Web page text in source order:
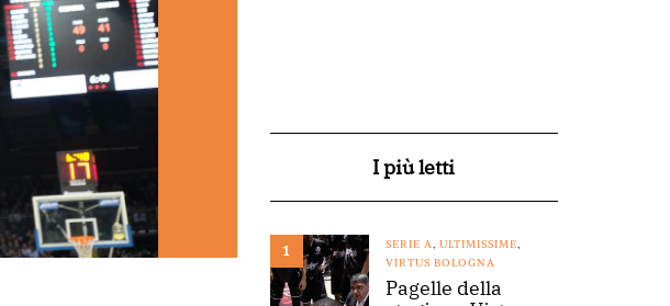
I più letti
1 SERIE A, ULTIMISSIME,
VIRTUS BOLOGNA
Pagelle della